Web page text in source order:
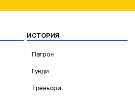
ИСТОРИЯ
Патрон
Гунди
Треньори